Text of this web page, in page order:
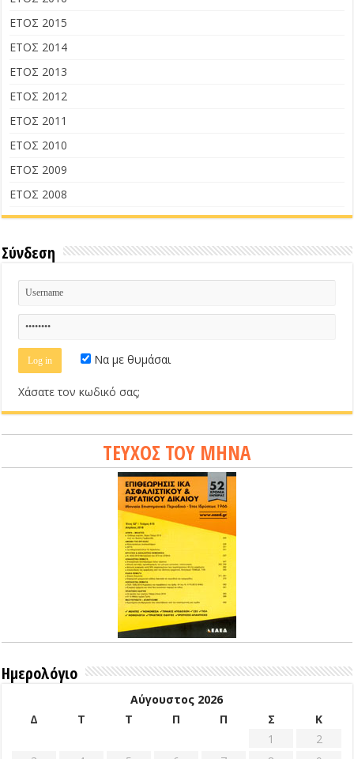
ΕΤΟΣ 2015
ΕΤΟΣ 2014
ΕΤΟΣ 2013
ΕΤΟΣ 2012
ΕΤΟΣ 2011
ΕΤΟΣ 2010
ΕΤΟΣ 2009
ΕΤΟΣ 2008
Σύνδεση
Να με θυμάσαι
Χάσατε τον κωδικό σας;
ΤΕΥΧΟΣ ΤΟΥ ΜΗΝΑ
Ημερολόγιο
Αύγουστος 2026
Δ
Τ Τ Π Π Σ
Κ
1
2